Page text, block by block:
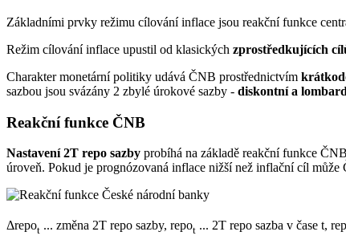
Základními prvky režimu cílování inflace jsou reakční funkce
Režim cílování inflace upustil od klasických zprostředkujících
Charakter monetární politiky udává ČNB prostřednictvím
sazbou jsou svázány 2 zbylé úrokové sazby - diskontní a
Reakční funkce ČNB
Nastavení 2T repo sazby probíhá na základě reakční funkce
úroveň. Pokud je prognózovaná inflace nižší než inflační cíl
Δrepot ... změna 2T repo sazby, repot ... 2T repo sazba v čase t,